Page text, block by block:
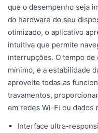
que o desempenho seja
do hardware do seu
otimizado, o aplicativo
intuitiva que permite
interrupções. O tempo
mínimo, e a estabilidade
aproveite todas as
travamentos,
em redes Wi-Fi ou dados
Interface ultra-